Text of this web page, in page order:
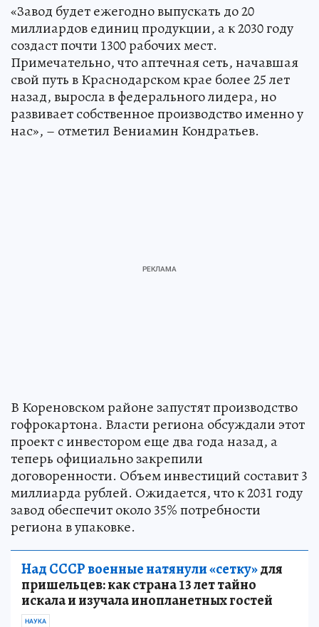
«Завод будет ежегодно выпускать до 20
миллиардов единиц продукции, а к 2030 году
создаст почти 1300 рабочих мест.
Примечательно, что аптечная сеть, начавшая
свой путь в Краснодарском крае более 25 лет
назад, выросла в федерального лидера, но
развивает собственное производство именно у
нас», – отметил Вениамин Кондратьев.
В Кореновском районе запустят производство
гофрокартона. Власти региона обсуждали этот
проект с инвестором еще два года назад, а
теперь официально закрепили
договоренности. Объем инвестиций составит 3
миллиарда рублей. Ожидается, что к 2031 году
завод обеспечит около 35% потребности
региона в упаковке.
Над СССР военные натянули «сетку»для
пришельцев: как страна 13 лет тайно
искала и изучала инопланетных гостей
НАУКА